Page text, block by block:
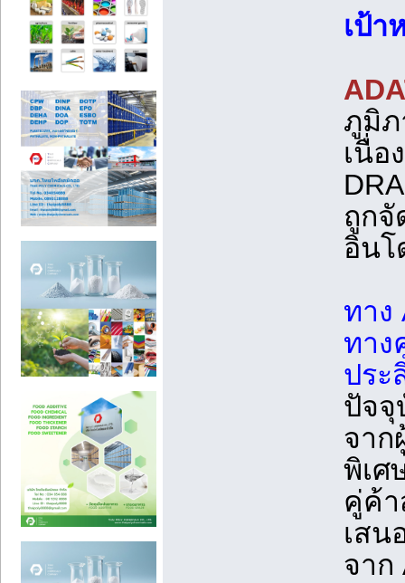
เป้า
ภูมิภ
เนื่อ
ถูกจั
อินโ
ทาง
ทาง
ประ
ปัจจุ
จาก
พิเศ
คู่ค้า
เสน
จาก